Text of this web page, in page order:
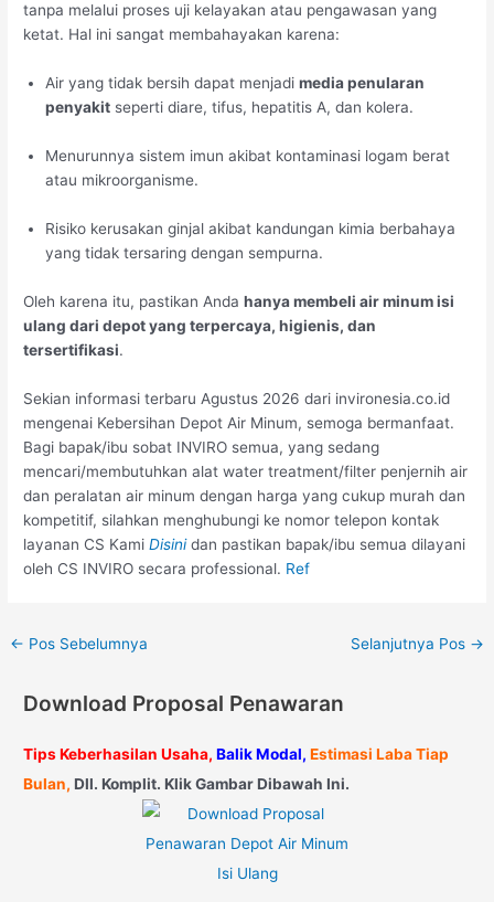
tanpa melalui proses uji kelayakan atau pengawasan yang
ketat. Hal ini sangat membahayakan karena:
Air yang tidak bersih dapat menjadimedia penularan
penyakit seperti diare, tifus, hepatitis A, dan kolera.
Menurunnya sistem imun akibat kontaminasi logam berat
atau mikroorganisme.
Risiko kerusakan ginjal akibat kandungan kimia berbahaya
yang tidak tersaring dengan sempurna.
Oleh karena itu, pastikan Andahanya membeli air minum isi
ulang dari depot yang terpercaya, higienis, dan
tersertifikasi.
Sekian informasi terbaru Agustus 2026 dari invironesia.co.id
mengenai Kebersihan Depot Air Minum, semoga bermanfaat.
Bagi bapak/ibu sobat INVIRO semua, yang sedang
mencari/membutuhkan alat water treatment/filter penjernih air
dan peralatan air minum dengan harga yang cukup murah dan
kompetitif, silahkan menghubungi ke nomor telepon kontak
layanan CS KamiDisini dan pastikan bapak/ibu semua dilayani
oleh CS INVIRO secara professional. Ref
← Pos Sebelumnya Selanjutnya Pos →
Download Proposal Penawaran
Tips Keberhasilan Usaha, Balik Modal, Estimasi Laba Tiap
Bulan, Dll. Komplit. Klik Gambar Dibawah Ini.